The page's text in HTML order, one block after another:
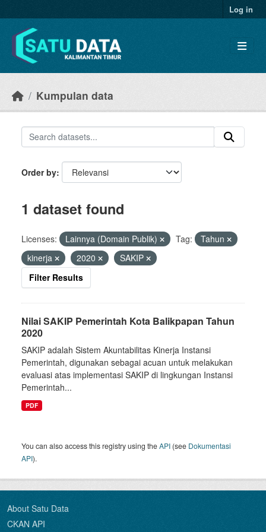
Log in
Kumpulan data
Order by
1 dataset found
Licenses: Lainnya (Domain Publik) Tag:
Tahun
kinerja
2020
SAKIP
Filter Results
Nilai SAKIP Pemerintah Kota Balikpapan Tahun
2020
SAKIP adalah Sistem Akuntabilitas Kinerja Instansi
Pemerintah, digunakan sebagai acuan untuk melakukan
evaluasi atas implementasi SAKIP di lingkungan Instansi
Pemerintah...
PDF
You can also access this registry using theAPI (see Dokumentasi
API).
About Satu Data
CKAN API